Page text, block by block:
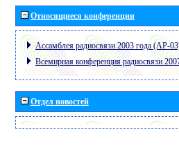
Относящиеся конференции
Ассамблея радиосвязи 2003 года (АР-
Всемирная конференция радиосвязи
Отдел новостей